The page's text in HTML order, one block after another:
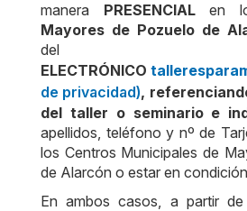
manera PRESENCIALen
Mayores de Pozuelo de
ELECTRÓNICO
de privacidad),
del taller o seminario e
apellidos, teléfono y nº de
los Centros Municipales de
de Alarcón o estar en
En ambos casos, a partir